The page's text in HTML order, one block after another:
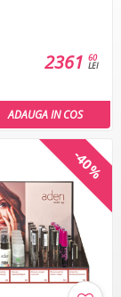
60
LEI
2361
ADAUGA IN COS
-40%